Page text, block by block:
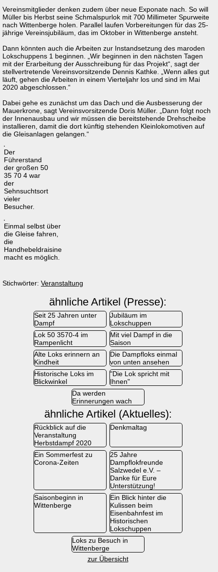
Vereinsmitglieder denken zudem über neue Exponate nach. So will
Müller bis Herbst seine Schmalspurlok mit 700 Millimeter Spurweite
nach Wittenberge holen. Parallel laufen Vorbereitungen für das 25-
jährige Vereinsjubiläum, das im Oktober in Wittenberge ansteht.
Dann könnten auch die Arbeiten zur Instandsetzung des maroden
Lokschuppens 1 beginnen. „Wir beginnen in den nächsten Tagen
mit der Erarbeitung der Ausschreibung für das Projekt“, sagt der
stellvertretende Vereinsvorsitzende Dennis Kathke. „Wenn alles gut
läuft, gehen die Arbeiten in einem Vierteljahr los und sind im Mai
2020 abgeschlossen.“
Dabei gehe es zunächst um das Dach und die Ausbesserung der
Mauerkrone, sagt Vereinsvorsitzende Doris Müller. „Dann folgt noch
der Innenausbau und wir müssen die bereitstehende Drehscheibe
installieren, damit die dort künftig stehenden Kleinlokomotiven auf
die Gleisanlagen gelangen.“
Der
Führerstand
der großen 50
35 70 4 war
der
Sehnsuchtsort
vieler
Besucher.
Einmal selbst über
die Gleise fahren,
die
Handhebeldraisine
macht es möglich.
Stichwörter: Veranstaltung
ähnliche Artikel (Presse):
Seit 25 Jahren unter
Dampf
Jubiläum im
Lokschuppen
Lok 50 3570-4 im
Rampenlicht
Mit viel Dampf in die
Saison
Alte Loks erinnern an
Kindheit
Die Dampfloks einmal
von unten ansehen
Historische Loks im
Blickwinkel
"Die Lok spricht mit
Ihnen"
Da werden
Erinnerungen wach
ähnliche Artikel (Aktuelles):
Rückblick auf die
Veranstaltung
Herbstdampf 2020
Denkmaltag
Ein Sommerfest zu
Corona-Zeiten
25 Jahre
Dampflokfreunde
Salzwedel e.V. –
Danke für Eure
Unterstützung!
Saisonbeginn in
Wittenberge
Ein Blick hinter die
Kulissen beim
Eisenbahnfest im
Historischen
Lokschuppen
Loks zu Besuch in
Wittenberge
zur Übersicht